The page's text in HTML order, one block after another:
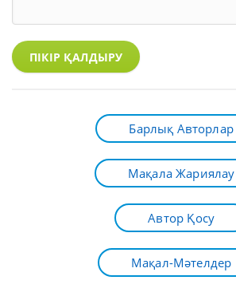
ПІКІР ҚАЛДЫРУ
Барлық Авторлар
Мақала Жариялау
Автор Қосу
Мақал-Мәтелдер